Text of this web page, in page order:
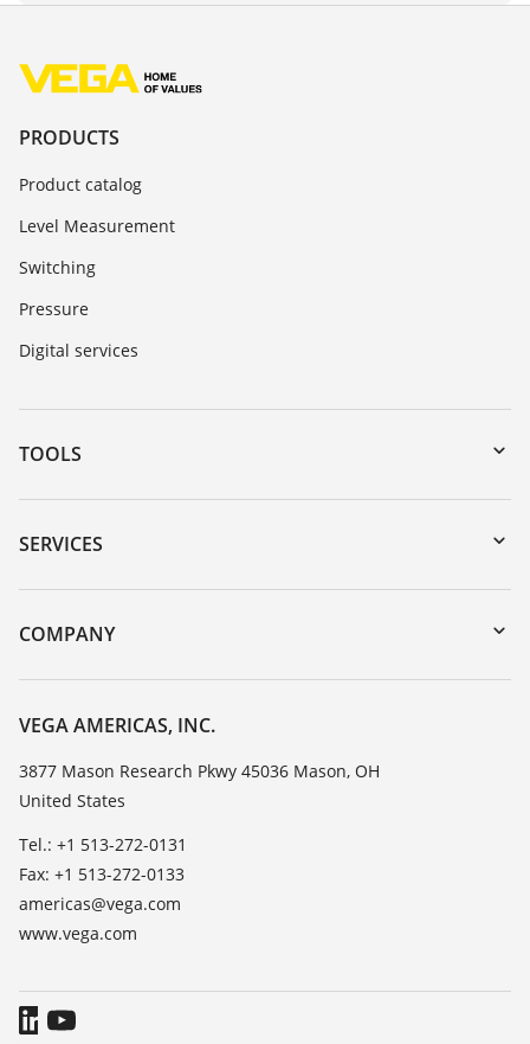
PRODUCTS
Product catalog
Level Measurement
Switching
Pressure
Digital services
TOOLS
Downloads
Serial number search
DTM Collection/PACTware
SERVICES
Instrument return
Training
TeamViewer
COMPANY
Career Opportunities
About VEGA
Contact
News
Press
Blog
VEGA AMERICAS, INC.
3877 Mason Research Pkwy 45036 Mason, OH
United States
Tel.: +1 513-272-0131
Fax: +1 513-272-0133
americas@vega.com
www.vega.com